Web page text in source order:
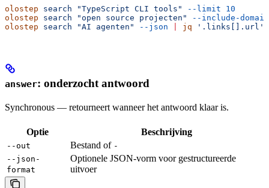
olostep search "TypeScript CLI tools" --limit 10
olostep search "open source projecten"
--include-
olostep search "AI agenten" --json jq '.links[].url'
answer: onderzocht antwoord
Synchronous — retourneert wanneer het antwoord klaar is.
Optie Beschrijving
--out Bestand of -
--json-
format
Optionele JSON-vorm voor gestructureerde
uitvoer